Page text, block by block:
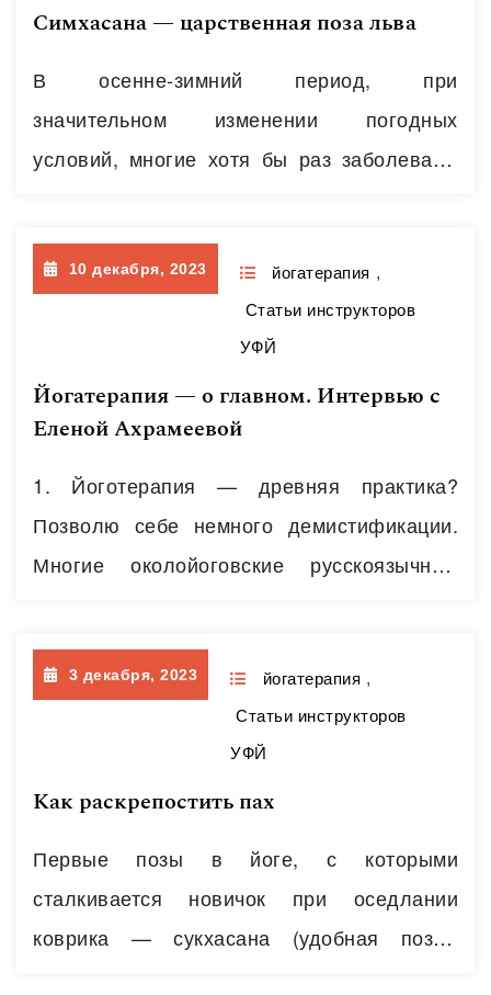
эффективен. К примеру, бхуджангасана
меридиан ( по китайской традиции). Для
Симхасана — царственная поза льва
В осенне-зимний период, при
значительном изменении погодных
условий, многие хотя бы раз заболевают
Это случается потому, что смена сезонов
является своего рода вызовом защитным
силам организма — сможет ли тело
перестроиться и приспособиться к
неблагоприятным условиям среды
достаточно быстро и эффективно? А от
эффективной приспосабливаемости
организма зависит, заболеет ли человек…
Читать далее
10 декабря, 2023 йогатерапия ,
Статьи инструкторов
УФЙ
Йогатерапия — о главном. Интервью с
Еленой Ахрамеевой
1. Йоготерапия — древняя практика?
Позволю себе немного демистификации.
Многие околойоговские русскоязычные
йоготерапию». Йоготерапия- не древняя
практика (отдельные строки о лечении
пары- тройки болезненных симптомов в
переводных трактатах встречаются. ). Йога
– древняя, Йоготерапии же – не более 100
первыми попытками научно исследовать
3 декабря, 2023 йогатерапия ,
Статьи инструкторов
УФЙ
Как раскрепостить пах
Первые позы в йоге, с которыми
сталкивается новичок при оседлании
коврика — сукхасана (удобная поза),